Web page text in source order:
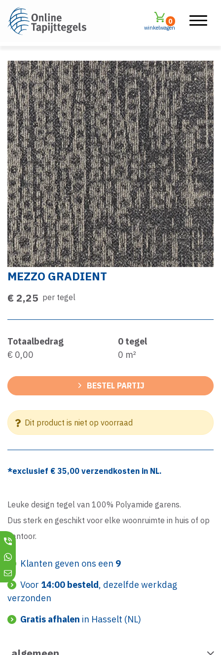
winkelwagen
0
MEZZO GRADIENT
€ 2,25 per tegel
Totaalbedrag
€ 0,00
0 tegel
0 m²
BESTEL PARTIJ
Dit product is niet op voorraad
*exclusief € 35,00 verzendkosten in NL.
Leuke design tegel van 100% Polyamide garens.
Dus sterk en geschikt voor elke woonruimte in huis of op
kantoor.
Klanten geven ons een 9
Voor 14:00 besteld, dezelfde werkdag
verzonden
Gratis afhalen in Hasselt (NL)